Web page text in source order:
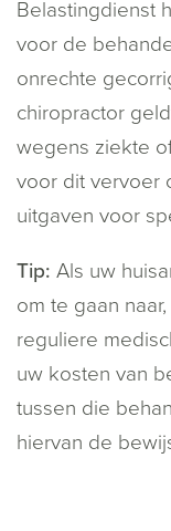
Belastingdienst
voor de
onrechte
chiropractor
wegens ziekte
voor dit vervoer
uitgaven voor
Tip: Als uw
om te gaan
reguliere
uw kosten van
tussen die
hiervan de